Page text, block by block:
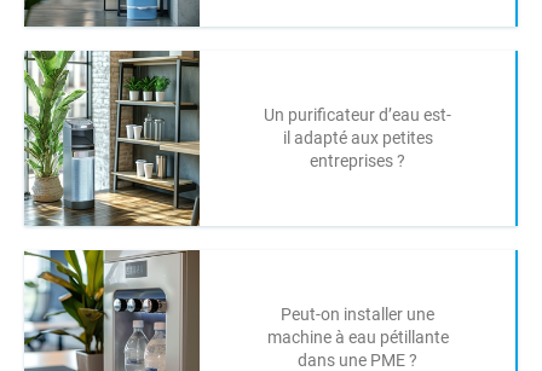
Un purificateur d’eau est-
il adapté aux petites
entreprises ?
Peut-on installer une
machine à eau pétillante
dans une PME ?